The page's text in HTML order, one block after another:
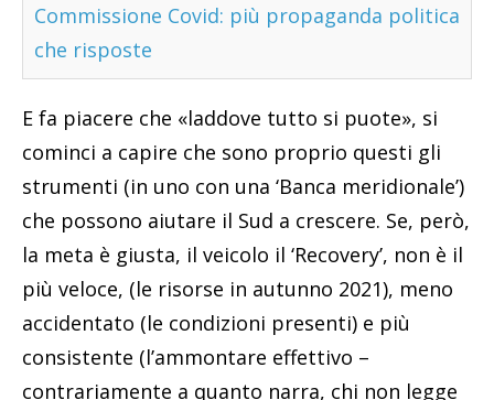
Commissione Covid: più propaganda politica
che risposte
E fa piacere che «laddove tutto si puote», si
cominci a capire che sono proprio questi gli
strumenti (in uno con una ‘Banca meridionale’)
che possono aiutare il Sud a crescere. Se, però,
la meta è giusta, il veicolo il ‘Recovery’, non è il
più veloce, (le risorse in autunno 2021), meno
accidentato (le condizioni presenti) e più
consistente (l’ammontare effettivo –
contrariamente a quanto narra, chi non legge